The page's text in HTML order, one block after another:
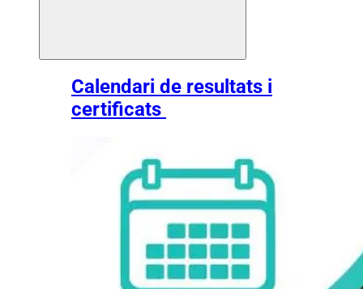
Calendari de resultats i
certificats